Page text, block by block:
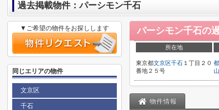
過去掲載物件：パーシモン千石
パーシモン千石の
所在地
東京都文京区千石 １丁目２０
番地２５号
物件情報
▼ご希望の物件をお探しします
同じエリアの物件
文京区
千石